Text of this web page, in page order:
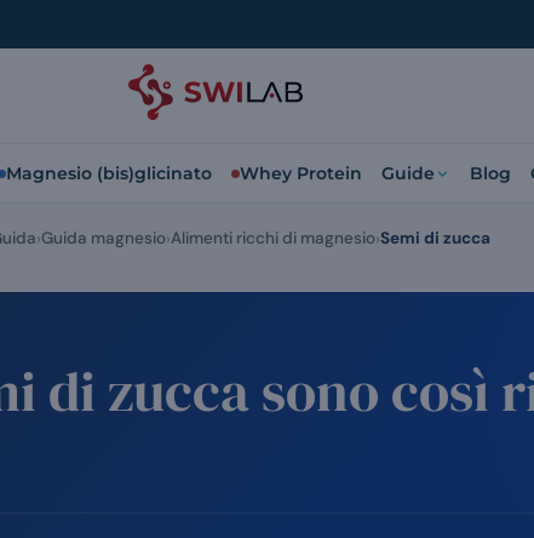
Magnesio (bis)glicinato Whey Protein Guide Blog
di zucca sono così
Guida magnesio Alimenti ricchi di magnesio Semi di zucca